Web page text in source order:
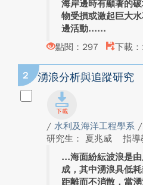
海岸邊時有顯著的
物受損或激起巨大
邊活動...
點閱：297
下載
2 湧浪分析與追蹤研究
/ 水利及海洋工程學系 /
研究生： 夏兆威
指導
海面紛紜波浪是
成，其中湧浪具低
距離而不消散，當